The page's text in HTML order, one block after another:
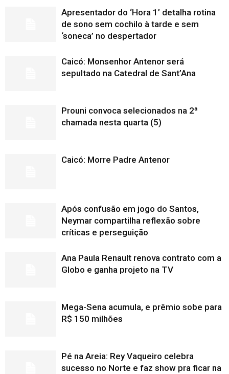
Apresentador do ‘Hora 1’ detalha rotina
de sono sem cochilo à tarde e sem
‘soneca’ no despertador
Caicó: Monsenhor Antenor será
sepultado na Catedral de Sant’Ana
Prouni convoca selecionados na 2ª
chamada nesta quarta (5)
Caicó: Morre Padre Antenor
Após confusão em jogo do Santos,
Neymar compartilha reflexão sobre
críticas e perseguição
Ana Paula Renault renova contrato com a
Globo e ganha projeto na TV
Mega-Sena acumula, e prêmio sobe para
R$ 150 milhões
Pé na Areia: Rey Vaqueiro celebra
sucesso no Norte e faz show pra ficar na